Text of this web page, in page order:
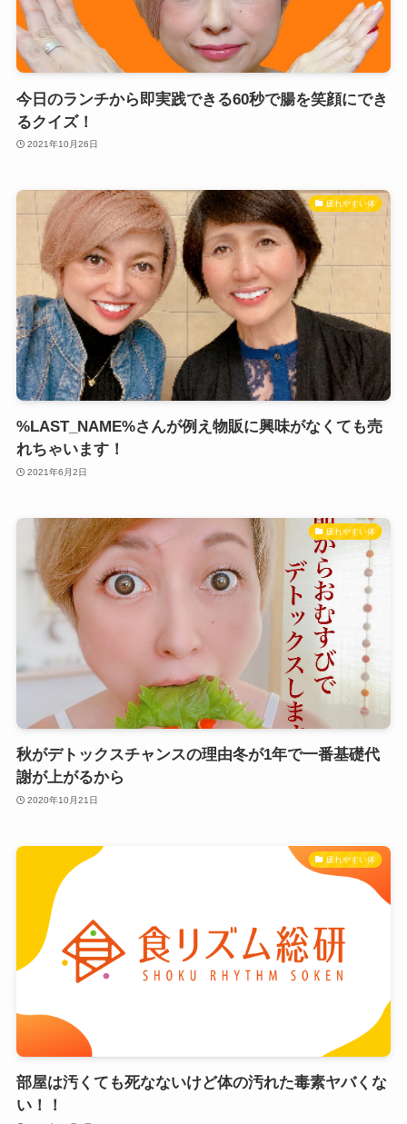
今日のランチから即実践できる60秒で腸を笑顔にでき
るクイズ！
2021年10月26日
疲れやすい体
%LAST_NAME%さんが例え物販に興味がなくても売
れちゃいます！
2021年6月2日
疲れやすい体
秋がデトックスチャンスの理由冬が1年で一番基礎代
謝が上がるから
2020年10月21日
疲れやすい体
部屋は汚くても死なないけど体の汚れた毒素ヤバくな
い！！